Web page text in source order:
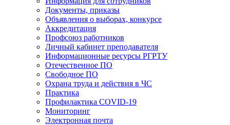
Документы, приказы
Объявления о выборах, конкурсе
Аккредитация
Профсоюз работников
Личный кабинет преподавателя
Информационные ресурсы РГРТУ
Отечественное ПО
Свободное ПО
Охрана труда и действия в ЧС
Практика
Профилактика COVID-19
Мониторинг
Электронная почта